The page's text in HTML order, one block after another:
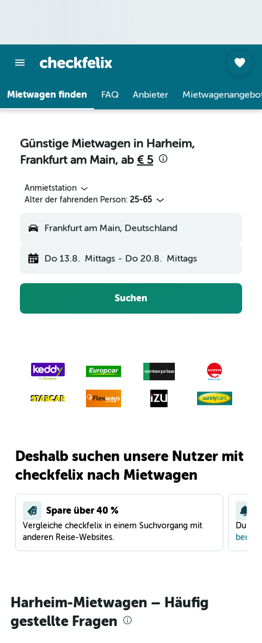
Mietwagen finden FAQ Anbieter
Günstige Mietwagen in Harheim,
Frankfurt am Main, ab € 5
Anmietstation
Alter der fahrenden Person: 25-65
Frankfurt am Main, Deutschland
Do 13.8. Mittags - Do 20.8. Mittags
Suchen
Deshalb suchen unsere Nutzer mit
checkfelix nach Mietwagen
Spare über 40 %
Vergleiche checkfelix in einem Suchvorgang mit
anderen Reise-Websites.
Du
Harheim-Mietwagen – Häufig
gestellte Fragen